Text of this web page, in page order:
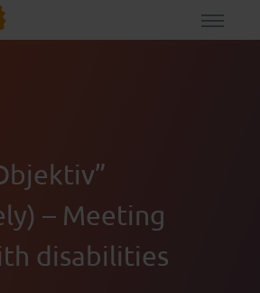
– Meeting
disabilities